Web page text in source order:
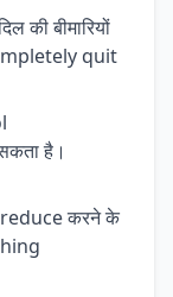
की बीमारियों
quit
है।
करने के